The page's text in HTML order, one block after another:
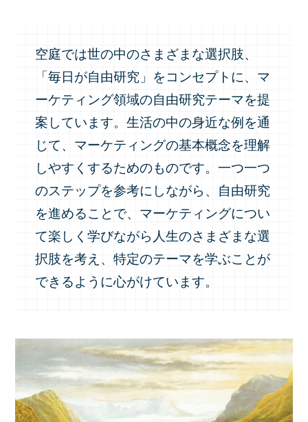
空庭では世の中のさまざまな選択肢、
「毎日が自由研究」をコンセプトに、マ
ーケティング領域の自由研究テーマを提
案しています。生活の中の身近な例を通
じて、マーケティングの基本概念を理解
しやすくするためのものです。一つ一つ
のステップを参考にしながら、自由研究
を進めることで、マーケティングについ
て楽しく学びながら人生のさまざまな選
択肢を考え、特定のテーマを学ぶことが
できるように心がけています。